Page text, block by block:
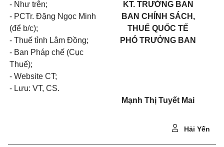
- Như trên;
- PCTr. Đặng Ngọc Minh
(để b/c);
- Thuế tỉnh Lâm Đồng;
- Ban Pháp chế (Cục
Thuế);
- Website CT;
- Lưu: VT, CS.
KT. TRƯỞNG BAN
BAN CHÍNH SÁCH,
THUẾ QUỐC TẾ
PHÓ TRƯỞNG BAN
Mạnh Thị Tuyết Mai
Hải Yến